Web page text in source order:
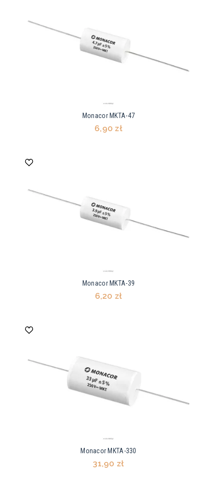
Monacor MKTA-47
6,90 zł
Monacor MKTA-39
6,20 zł
Monacor MKTA-330
31,90 zł